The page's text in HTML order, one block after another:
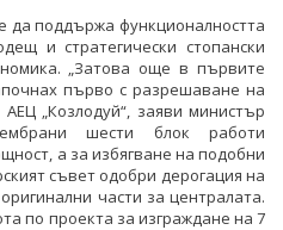
да поддържа функционалността
и стратегически стопански
„Затова още в първите
първо с разрешаване на
„Козлодуй“, заяви министър
шести блок работи
а за избягване на подобни
съвет одобри дерогация на
части за централата.
по проекта за изграждане на 7